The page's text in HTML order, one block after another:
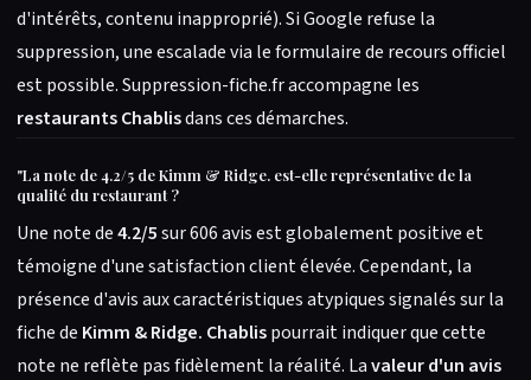
d'intérêts, contenu inapproprié). Si Google refuse la
suppression, une escalade via le formulaire de recours officiel
est possible. Suppression-fiche.fr accompagne les
restaurants Chablisdans ces démarches.
"La note de 4.2/5 de Kimm & Ridge. est-elle représentative de la
qualité du restaurant ?
Une note de4.2/5sur 606 avis est globalement positive et
témoigne d'une satisfaction client élevée. Cependant, la
présence d'avis aux caractéristiques atypiques signalés sur la
fiche de Kimm & Ridge. Chablispourrait indiquer que cette
note ne reflète pas fidèlement la réalité. Lavaleur d'un avis